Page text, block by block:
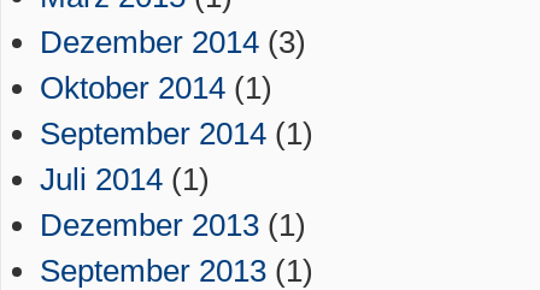
Dezember 2014 (3)
Oktober 2014 (1)
September 2014 (1)
Juli 2014 (1)
Dezember 2013 (1)
September 2013 (1)